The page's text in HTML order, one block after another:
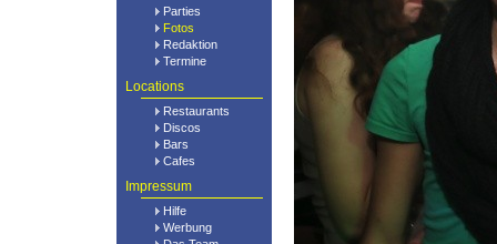
Parties
Fotos
Redaktion
Termine
Locations
Restaurants
Discos
Bars
Cafes
Impressum
Hilfe
Werbung